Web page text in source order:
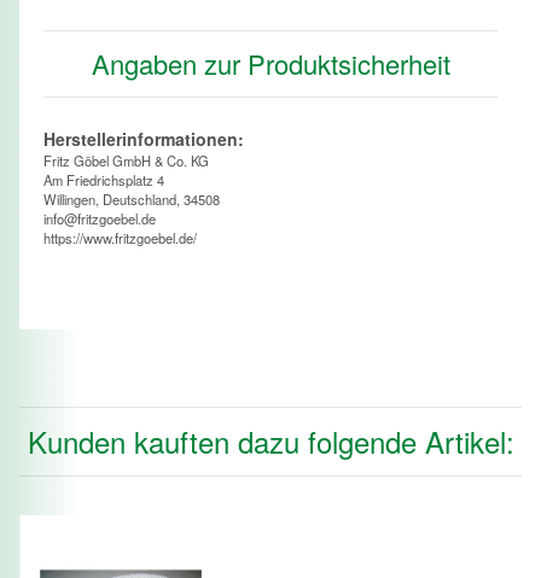
Angaben zur Produktsicherheit
Herstellerinformationen:
Fritz Göbel GmbH & Co. KG
Am Friedrichsplatz 4
Willingen, Deutschland, 34508
info@fritzgoebel.de
https://www.fritzgoebel.de/
Kunden kauften dazu folgende Artikel: